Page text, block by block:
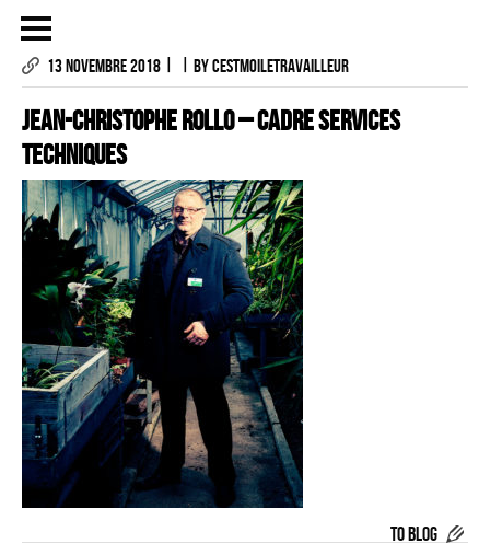
LES PHOTOGRAPHIES
LE PROJET
CONTACTS
13 NOVEMBRE 2018 | | BY CESTMOILETRAVAILLEUR
Jean-Christophe ROLLO – CADRE SERVICES
TECHNIQUES
TO BLOG